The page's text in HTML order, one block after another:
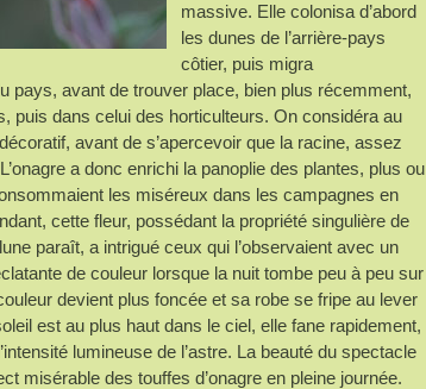
massive. Elle colonisa d’abord
les dunes de l’arrière-pays
côtier, puis migra
pays, avant de trouver place, bien plus récemment,
puis dans celui des horticulteurs. On considéra au
décoratif, avant de s’apercevoir que la racine, assez
a donc enrichi la panoplie des plantes, plus ou
les miséreux dans les campagnes en
cette fleur, possédant la propriété singulière de
paraît, a intrigué ceux qui l’observaient avec un
de couleur lorsque la nuit tombe peu à peu sur
devient plus foncée et sa robe se fripe au lever
est au plus haut dans le ciel, elle fane rapidement,
lumineuse de l’astre. La beauté du spectacle
misérable des touffes d’onagre en pleine journée.